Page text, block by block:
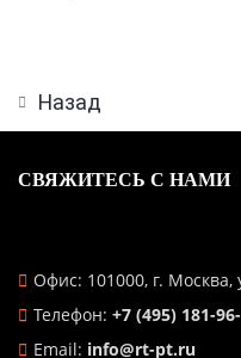
Назад
СВЯЖИТЕСЬ С НАМИ
Офис: 101000, г. Москва,
Телефон: +7 (495) 181-
Email: info@rt-pt.ru